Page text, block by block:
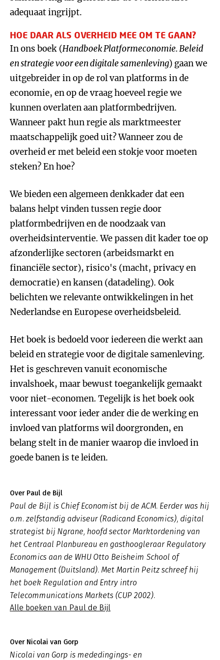
adequaat ingrijpt.
HOE DAAR ALS OVERHEID MEE OM TE GAAN?
In ons boek (Handboek Platformeconomie. Beleid
en strategie voor een digitale samenleving) gaan we
uitgebreider in op de rol van platforms in de
economie, en op de vraag hoeveel regie we
kunnen overlaten aan platformbedrijven.
Wanneer pakt hun regie als marktmeester
maatschappelijk goed uit? Wanneer zou de
overheid er met beleid een stokje voor moeten
steken? En hoe?
We bieden een algemeen denkkader dat een
balans helpt vinden tussen regie door
platformbedrijven en de noodzaak van
overheidsinterventie. We passen dit kader toe op
afzonderlijke sectoren (arbeidsmarkt en
financiële sector), risico's (macht, privacy en
democratie) en kansen (datadeling). Ook
belichten we relevante ontwikkelingen in het
Nederlandse en Europese overheidsbeleid.
Het boek is bedoeld voor iedereen die werkt aan
beleid en strategie voor de digitale samenleving.
Het is geschreven vanuit economische
invalshoek, maar bewust toegankelijk gemaakt
voor niet-economen. Tegelijk is het boek ook
interessant voor ieder ander die de werking en
invloed van platforms wil doorgronden, en
belang stelt in de manier waarop die invloed in
goede banen is te leiden.
Over Paul de Bijl
Paul de Bijl is Chief Economist bij de ACM. Eerder was hij
o.m. zelfstandig adviseur (Radicand Economics), digital
strategist bij Ngrane, hoofd sector Marktordening van
het Centraal Planbureau en gasthoogleraar Regulatory
Economics aan de WHU Otto Beisheim School of
Management (Duitsland). Met Martin Peitz schreef hij
het boek Regulation and Entry intro
Telecommunications Markets (CUP 2002).
Alle boeken van Paul de Bijl
Over Nicolai van Gorp
Nicolai van Gorp is mededingings- en